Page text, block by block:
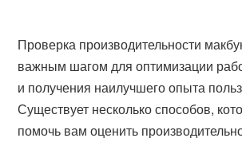
Проверка производительности
важным шагом для оптимизации
и получения наилучшего опыта
Существует несколько способов,
помочь вам оценить